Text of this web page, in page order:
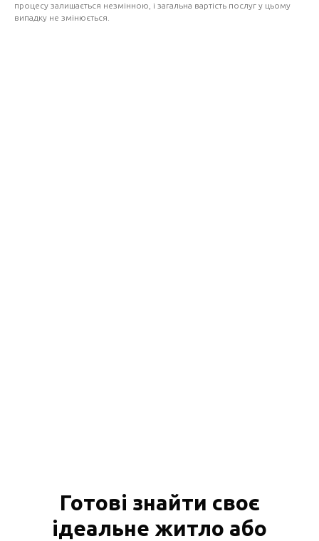
процесу залишається незмінною, і загальна вартість послуг у цьому
випадку не змінюється.
Готові знайти своє
ідеальне житло або